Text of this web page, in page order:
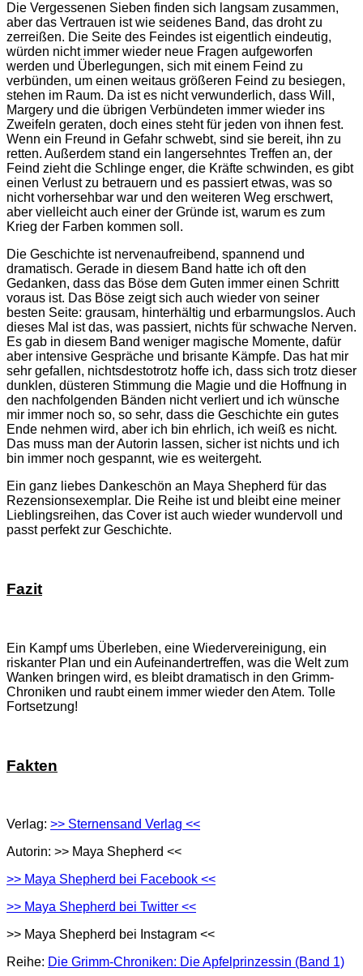
Die Vergessenen Sieben finden sich langsam zusammen,
aber das Vertrauen ist wie seidenes Band, das droht zu
zerreißen. Die Seite des Feindes ist eigentlich eindeutig,
würden nicht immer wieder neue Fragen aufgeworfen
werden und Überlegungen, sich mit einem Feind zu
verbünden, um einen weitaus größeren Feind zu besiegen,
stehen im Raum. Da ist es nicht verwunderlich, dass Will,
Margery und die übrigen Verbündeten immer wieder ins
Zweifeln geraten, doch eines steht für jeden von ihnen fest.
Wenn ein Freund in Gefahr schwebt, sind sie bereit, ihn zu
retten. Außerdem stand ein langersehntes Treffen an, der
Feind zieht die Schlinge enger, die Kräfte schwinden, es gibt
einen Verlust zu betrauern und es passiert etwas, was so
nicht vorhersehbar war und den weiteren Weg erschwert,
aber vielleicht auch einer der Gründe ist, warum es zum
Krieg der Farben kommen soll.
Die Geschichte ist nervenaufreibend, spannend und
dramatisch. Gerade in diesem Band hatte ich oft den
Gedanken, dass das Böse dem Guten immer einen Schritt
voraus ist. Das Böse zeigt sich auch wieder von seiner
besten Seite: grausam, hinterhältig und erbarmungslos. Auch
dieses Mal ist das, was passiert, nichts für schwache Nerven.
Es gab in diesem Band weniger magische Momente, dafür
aber intensive Gespräche und brisante Kämpfe. Das hat mir
sehr gefallen, nichtsdestotrotz hoffe ich, dass sich trotz dieser
dunklen, düsteren Stimmung die Magie und die Hoffnung in
den nachfolgenden Bänden nicht verliert und ich wünsche
mir immer noch so, so sehr, dass die Geschichte ein gutes
Ende nehmen wird, aber ich bin ehrlich, ich weiß es nicht.
Das muss man der Autorin lassen, sicher ist nichts und ich
bin immer noch gespannt, wie es weitergeht.
Ein ganz liebes Dankeschön an Maya Shepherd für das
Rezensionsexemplar. Die Reihe ist und bleibt eine meiner
Lieblingsreihen, das Cover ist auch wieder wundervoll und
passt perfekt zur Geschichte.
Fazit
Ein Kampf ums Überleben, eine Wiedervereinigung, ein
riskanter Plan und ein Aufeinandertreffen, was die Welt zum
Wanken bringen wird, es bleibt dramatisch in den Grimm-
Chroniken und raubt einem immer wieder den Atem. Tolle
Fortsetzung!
Fakten
Verlag: >> Sternensand Verlag <<
Autorin: >> Maya Shepherd <<
>> Maya Shepherd bei Facebook <<
>> Maya Shepherd bei Twitter <<
>> Maya Shepherd bei Instagram <<
Reihe: Die Grimm-Chroniken: Die Apfelprinzessin (Band 1)